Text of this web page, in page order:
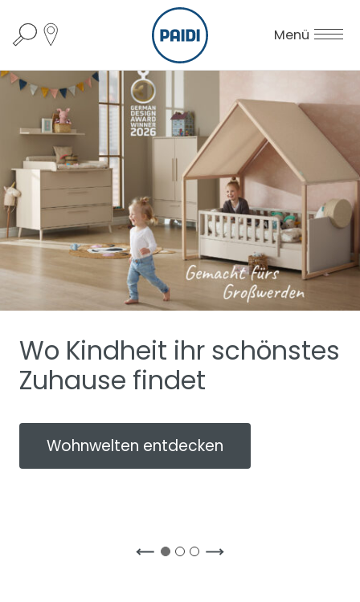
Menü
Wo Kindheit ihr schönstes
Zuhause findet
Wohnwelten entdecken